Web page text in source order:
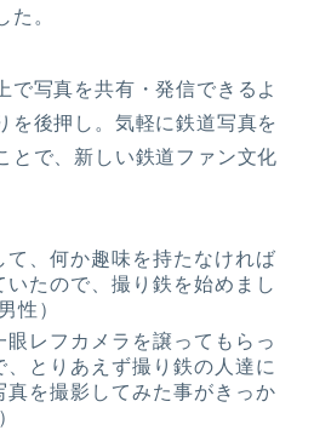
た。
で写真を共有・発信できるよ
を後押し。気軽に鉄道写真を
とで、新しい鉄道ファン文化
て、何か趣味を持たなければ
いたので、撮り鉄を始めまし
性）
眼レフカメラを譲ってもらっ
、とりあえず撮り鉄の人達に
真を撮影してみた事がきっか